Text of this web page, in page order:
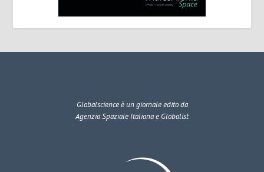
Globalscienceè un giornale edito da
Agenzia Spaziale Italiana e Globalist